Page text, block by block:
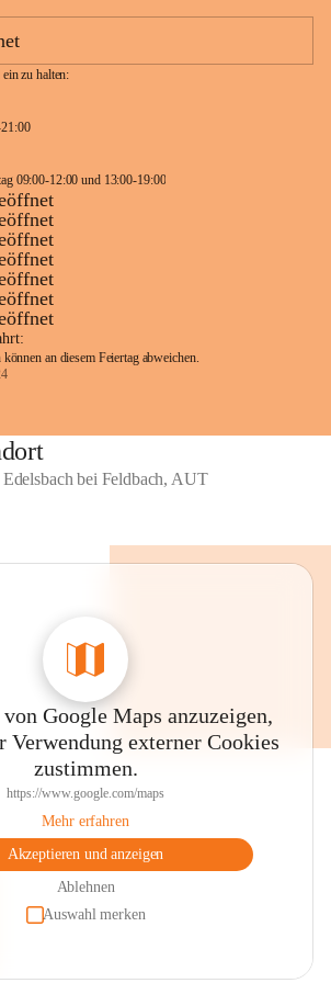
zu halten:
09:00-12:00 und 13:00-19:00
an diesem Feiertag abweichen.
bei Feldbach, AUT
Google Maps anzuzeigen,
Verwendung externer Cookies
zustimmen.
https://www.google.com/maps
Mehr erfahren
Akzeptieren und anzeigen
Ablehnen
Auswahl merken